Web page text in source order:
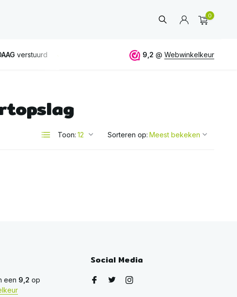
0
verstuurd verzending vanaf 50€ ALTIJDeerlijk
9,2 @ Webwinkelkeur
Toon: Sorteren op:
een 9,2 op
Social Media